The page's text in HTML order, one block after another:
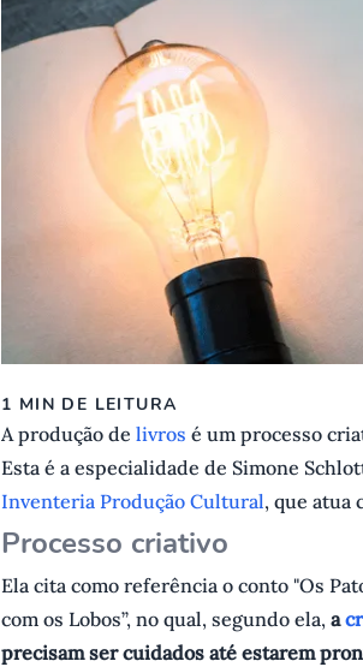
1 MIN DE LEITURA
A produção de livros é um processo
Esta é a especialidade de Simone
Inventeria Produção Cultural, que atua
Processo criativo
Ela cita como referência o conto "Os
com os Lobos”, no qual, segundo ela, a
precisam ser cuidados até estarem